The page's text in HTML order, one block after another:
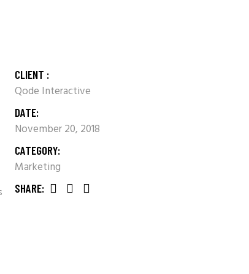
CLIENT :
Qode Interactive
DATE:
November 20, 2018
CATEGORY:
Marketing
SHARE: